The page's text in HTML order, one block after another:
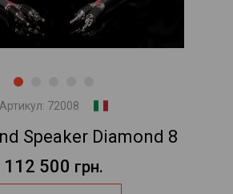
Артикул: 72008
Speaker Diamond 8
112 500 грн.